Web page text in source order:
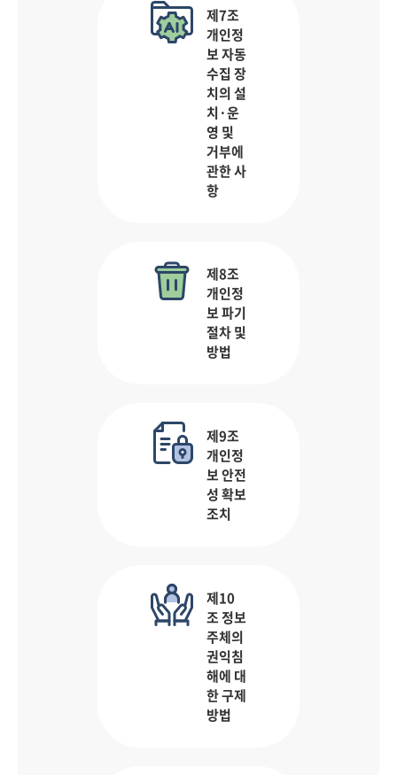
제7조
개인정
보 자동
수집 장
치의 설
치·운
영 및
거부에
관한 사
항
제8조
개인정
보 파기
절차 및
방법
제9조
개인정
보 안전
성 확보
조치
제10
조 정보
주체의
권익침
해에 대
한 구제
방법